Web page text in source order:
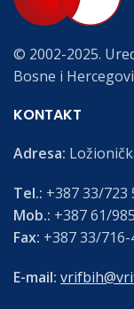
© 2002-2025.
Bosne i
KONTAKT
Adresa:
Tel.: +387 33/723
Mob.: +387 61/
Fax: +387 33/716-
E-mail: